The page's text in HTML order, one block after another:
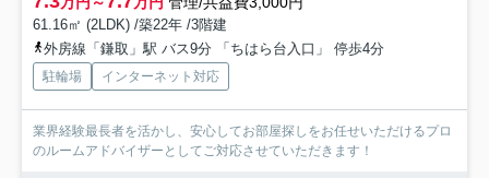
61.16㎡ (2LDK) /築22年 /3階建
外房線「鎌取」駅 バス9分 「ちはら台入口」 停歩4分
駐輪場 インターネット対応
業界経験最長者を活かし、安心してお部屋探しをお任せいただけるプロ
のルームアドバイザーとしてご対応させていただきます！